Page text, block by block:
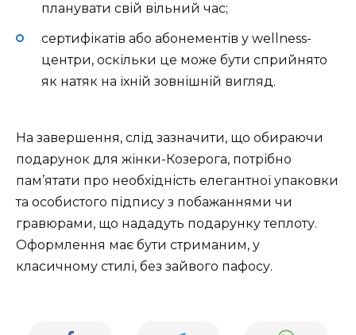
планувати свій вільний час;
сертифікатів або абонементів у wellness-
центри, оскільки це може бути сприйнято
як натяк на їхній зовнішній вигляд.
На завершення, слід зазначити, що обираючи
подарунок для жінки-Козерога, потрібно
пам’ятати про необхідність елегантної упаковки
та особистого підпису з побажаннями чи
гравюрами, що нададуть подарунку теплоту.
Оформлення має бути стриманим, у
класичному стилі, без зайвого пафосу.